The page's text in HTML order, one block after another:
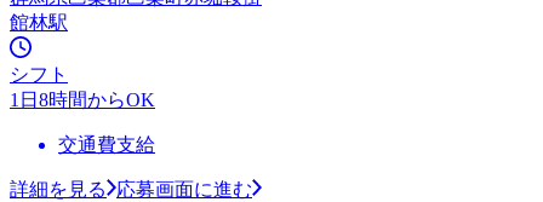
館林駅
シフト
1日8時間からOK
交通費支給
詳細を見る
応募画面に進む